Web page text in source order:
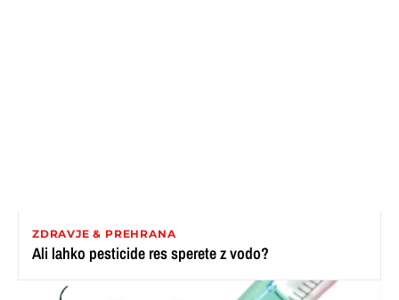
ZDRAVJE & PREHRANA
Ali lahko pesticide res sperete z vodo?